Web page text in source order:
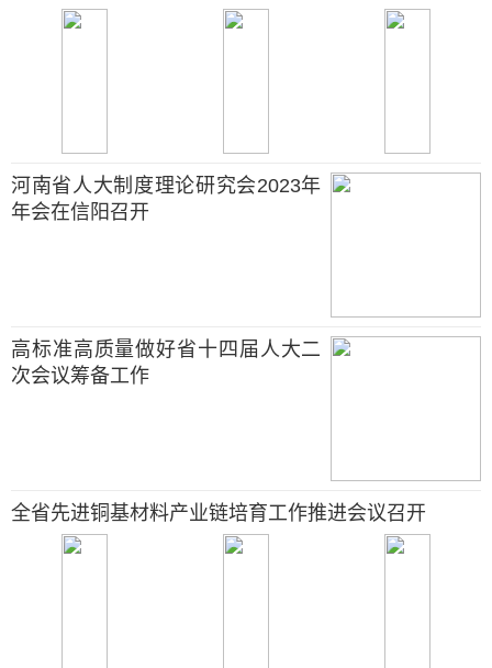
河南省人大制度理论研究会2023年
年会在信阳召开
高标准高质量做好省十四届人大二
次会议筹备工作
全省先进铜基材料产业链培育工作推进会议召开